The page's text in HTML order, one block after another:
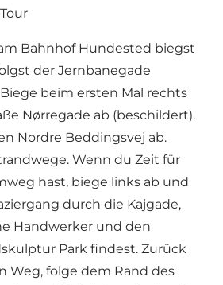
Bahnhof Hundested biegst
der Jernbanegade
beim ersten Mal rechts
Nørregade ab (beschildert).
Nordre Beddingsvej ab.
Wenn du Zeit für
hast, biege links ab und
durch die Kajgade,
Handwerker und den
Park findest. Zurück
Weg, folge dem Rand des